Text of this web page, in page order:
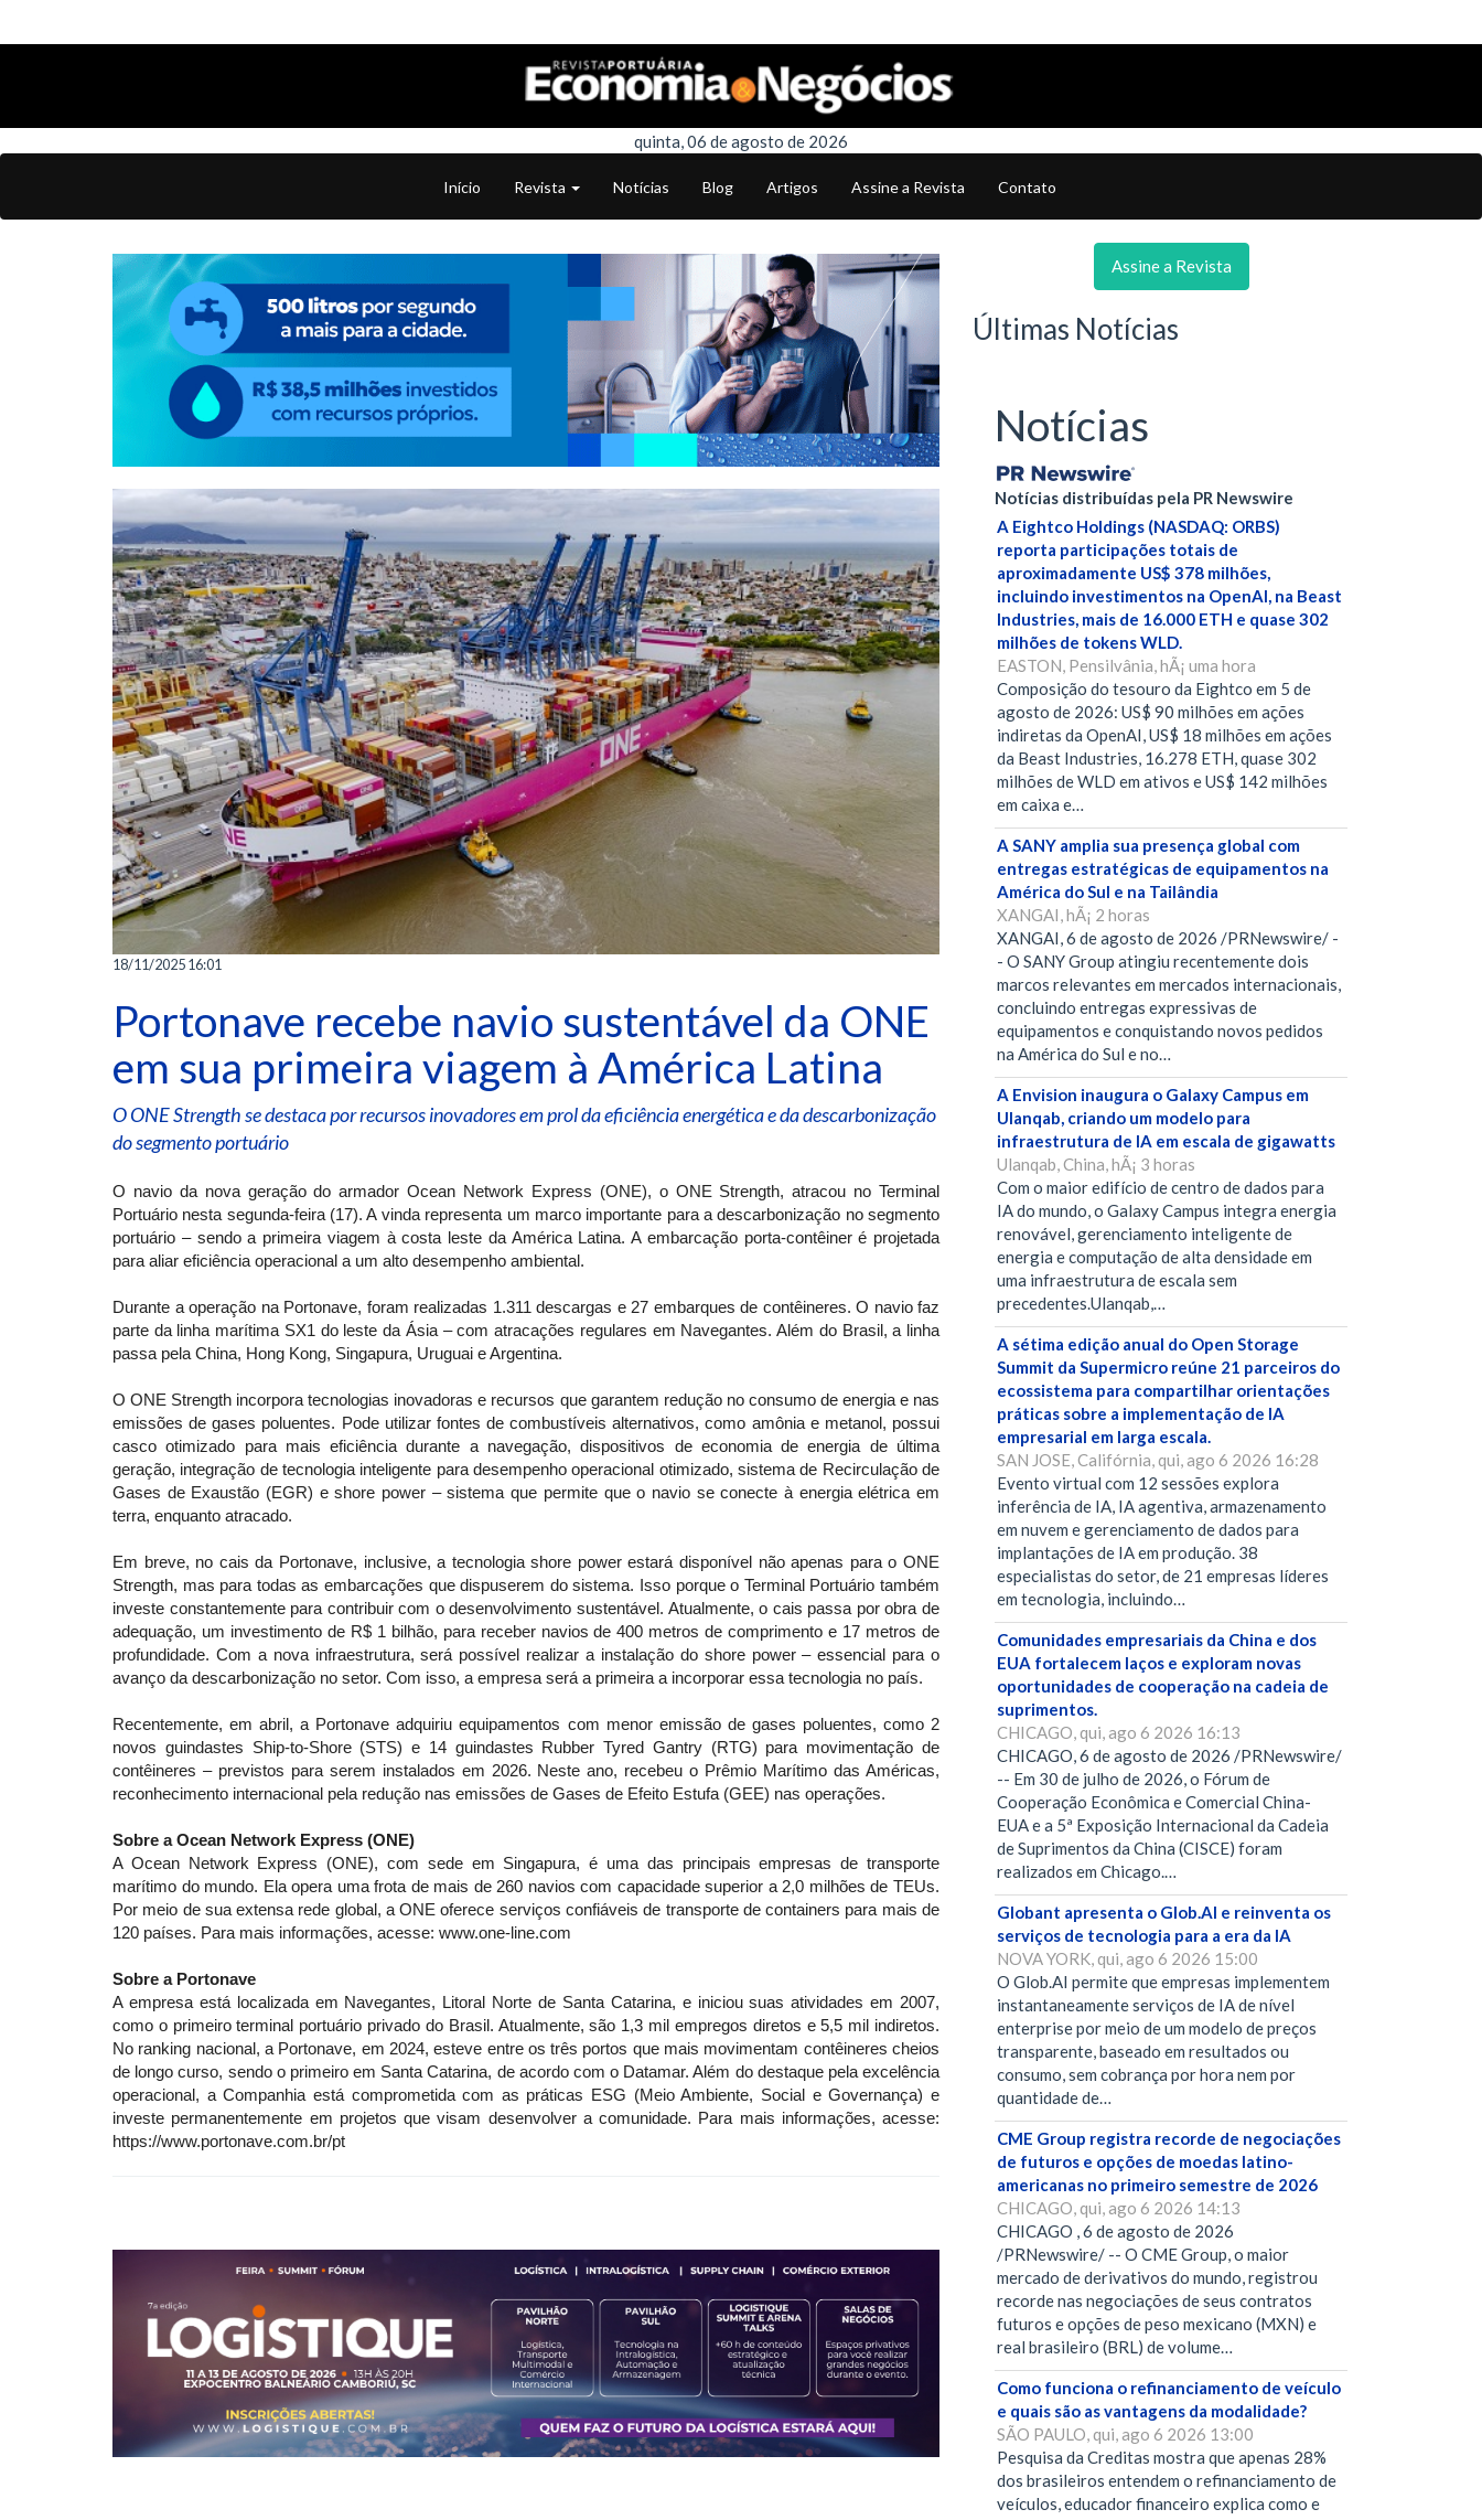
quinta, 06 de agosto de 2026
Início Revista Notícias Blog Artigos Assine a Revista Contato
18/11/2025 16:01
Portonave recebe navio sustentável da ONE
em sua primeira viagem à América Latina
O ONE Strength se destaca por recursos inovadores em prol da eficiência energética e da descarbonização
do segmento portuário
O navio da nova geração do armador Ocean Network Express (ONE), o ONE Strength, atracou no Terminal
Portuário nesta segunda-feira (17). A vinda representa um marco importante para a descarbonização no segmento
portuário – sendo a primeira viagem à costa leste da América Latina. A embarcação porta-contêiner é projetada
para aliar eficiência operacional a um alto desempenho ambiental.
Durante a operação na Portonave, foram realizadas 1.311 descargas e 27 embarques de contêineres. O navio faz
parte da linha marítima SX1 do leste da Ásia – com atracações regulares em Navegantes. Além do Brasil, a linha
passa pela China, Hong Kong, Singapura, Uruguai e Argentina.
O ONE Strength incorpora tecnologias inovadoras e recursos que garantem redução no consumo de energia e nas
emissões de gases poluentes. Pode utilizar fontes de combustíveis alternativos, como amônia e metanol, possui
casco otimizado para mais eficiência durante a navegação, dispositivos de economia de energia de última
geração, integração de tecnologia inteligente para desempenho operacional otimizado, sistema de Recirculação de
Gases de Exaustão (EGR) e shore power – sistema que permite que o navio se conecte à energia elétrica em
terra, enquanto atracado.
Em breve, no cais da Portonave, inclusive, a tecnologia shore power estará disponível não apenas para o ONE
Strength, mas para todas as embarcações que dispuserem do sistema. Isso porque o Terminal Portuário também
investe constantemente para contribuir com o desenvolvimento sustentável. Atualmente, o cais passa por obra de
adequação, um investimento de R$ 1 bilhão, para receber navios de 400 metros de comprimento e 17 metros de
profundidade. Com a nova infraestrutura, será possível realizar a instalação do shore power – essencial para o
avanço da descarbonização no setor. Com isso, a empresa será a primeira a incorporar essa tecnologia no país.
Recentemente, em abril, a Portonave adquiriu equipamentos com menor emissão de gases poluentes, como 2
novos guindastes Ship-to-Shore (STS) e 14 guindastes Rubber Tyred Gantry (RTG) para movimentação de
contêineres – previstos para serem instalados em 2026. Neste ano, recebeu o Prêmio Marítimo das Américas,
reconhecimento internacional pela redução nas emissões de Gases de Efeito Estufa (GEE) nas operações.
Sobre a Ocean Network Express (ONE)
A Ocean Network Express (ONE), com sede em Singapura, é uma das principais empresas de transporte
marítimo do mundo. Ela opera uma frota de mais de 260 navios com capacidade superior a 2,0 milhões de TEUs.
Por meio de sua extensa rede global, a ONE oferece serviços confiáveis de transporte de containers para mais de
120 países. Para mais informações, acesse: www.one-line.com
Sobre a Portonave
A empresa está localizada em Navegantes, Litoral Norte de Santa Catarina, e iniciou suas atividades em 2007,
como o primeiro terminal portuário privado do Brasil. Atualmente, são 1,3 mil empregos diretos e 5,5 mil indiretos.
No ranking nacional, a Portonave, em 2024, esteve entre os três portos que mais movimentam contêineres cheios
de longo curso, sendo o primeiro em Santa Catarina, de acordo com o Datamar. Além do destaque pela excelência
operacional, a Companhia está comprometida com as práticas ESG (Meio Ambiente, Social e Governança) e
investe permanentemente em projetos que visam desenvolver a comunidade. Para mais informações, acesse:
https://www.portonave.com.br/pt
Assine a Revista
Últimas Notícias
Notícias
Notícias distribuídas pela PR Newswire
A Eightco Holdings (NASDAQ: ORBS)
reporta participações totais de
aproximadamente US$ 378 milhões,
incluindo investimentos na OpenAI, na Beast
Industries, mais de 16.000 ETH e quase 302
milhões de tokens WLD.
EASTON, Pensilvânia, hÃ¡ uma hora
Composição do tesouro da Eightco em 5 de
agosto de 2026: US$ 90 milhões em ações
indiretas da OpenAI, US$ 18 milhões em ações
da Beast Industries, 16.278 ETH, quase 302
milhões de WLD em ativos e US$ 142 milhões
em caixa e…
A SANY amplia sua presença global com
entregas estratégicas de equipamentos na
América do Sul e na Tailândia
XANGAI, hÃ¡ 2 horas
XANGAI, 6 de agosto de 2026 /PRNewswire/ -
- O SANY Group atingiu recentemente dois
marcos relevantes em mercados internacionais,
concluindo entregas expressivas de
equipamentos e conquistando novos pedidos
na América do Sul e no…
A Envision inaugura o Galaxy Campus em
Ulanqab, criando um modelo para
infraestrutura de IA em escala de gigawatts
Ulanqab, China, hÃ¡ 3 horas
Com o maior edifício de centro de dados para
IA do mundo, o Galaxy Campus integra energia
renovável, gerenciamento inteligente de
energia e computação de alta densidade em
uma infraestrutura de escala sem
precedentes.Ulanqab,…
A sétima edição anual do Open Storage
Summit da Supermicro reúne 21 parceiros do
ecossistema para compartilhar orientações
práticas sobre a implementação de IA
empresarial em larga escala.
SAN JOSE, Califórnia, qui, ago 6 2026 16:28
Evento virtual com 12 sessões explora
inferência de IA, IA agentiva, armazenamento
em nuvem e gerenciamento de dados para
implantações de IA em produção. 38
especialistas do setor, de 21 empresas líderes
em tecnologia, incluindo…
Comunidades empresariais da China e dos
EUA fortalecem laços e exploram novas
oportunidades de cooperação na cadeia de
suprimentos.
CHICAGO, qui, ago 6 2026 16:13
CHICAGO, 6 de agosto de 2026 /PRNewswire/
-- Em 30 de julho de 2026, o Fórum de
Cooperação Econômica e Comercial China-
EUA e a 5ª Exposição Internacional da Cadeia
de Suprimentos da China (CISCE) foram
realizados em Chicago.…
Globant apresenta o Glob.AI e reinventa os
serviços de tecnologia para a era da IA
NOVA YORK, qui, ago 6 2026 15:00
O Glob.AI permite que empresas implementem
instantaneamente serviços de IA de nível
enterprise por meio de um modelo de preços
transparente, baseado em resultados ou
consumo, sem cobrança por hora nem por
quantidade de…
CME Group registra recorde de negociações
de futuros e opções de moedas latino-
americanas no primeiro semestre de 2026
CHICAGO, qui, ago 6 2026 14:13
CHICAGO , 6 de agosto de 2026
/PRNewswire/ -- O CME Group, o maior
mercado de derivativos do mundo, registrou
recorde nas negociações de seus contratos
futuros e opções de peso mexicano (MXN) e
real brasileiro (BRL) de volume…
Como funciona o refinanciamento de veículo
e quais são as vantagens da modalidade?
SÃO PAULO, qui, ago 6 2026 13:00
Pesquisa da Creditas mostra que apenas 28%
dos brasileiros entendem o refinanciamento de
veículos, educador financeiro explica como e